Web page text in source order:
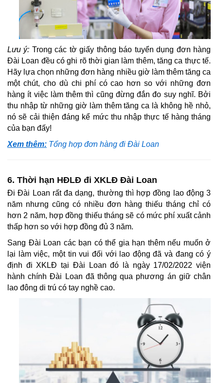
Lưu ý: Trong các tờ giấy thông báo tuyển dụng đơn hàng
Đài Loan đều có ghi rõ thời gian làm thêm, tăng ca thực tế.
Hãy lựa chọn những đơn hàng nhiều giờ làm thêm tăng ca
một chút, cho dù chi phí có cao hơn so với những đơn
hàng ít việc làm thêm thì cũng đừng đắn đo suy nghĩ. Bởi
thu nhập từ những giờ làm thêm tăng ca là không hề nhỏ,
nó sẽ cải thiện đáng kể mức thu nhập thực tế hàng tháng
của bạn đấy!
Xem thêm: Tổng hợp đơn hàng đi Đài Loan
6. Thời hạn HĐLĐ đi XKLĐ Đài Loan
Đi Đài Loan rất đa dạng, thường thì hợp đồng lao động 3
năm nhưng cũng có nhiều đơn hàng thiếu tháng chỉ có
hơn 2 năm, hợp đồng thiếu tháng sẽ có mức phí xuất cảnh
thấp hơn so với hợp đồng đủ 3 năm.
Sang Đài Loan các bạn có thể gia hạn thêm nếu muốn ở
lại làm việc, một tin vui đối với lao động đã và đang có ý
định đi XKLĐ tại Đài Loan đó là ngày 17/02/2022 viện
hành chính Đài Loan đã thông qua phương án giữ chân
lao đông di trú có tay nghề cao.